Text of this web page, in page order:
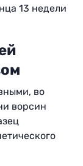
13 недели
во
ворсин